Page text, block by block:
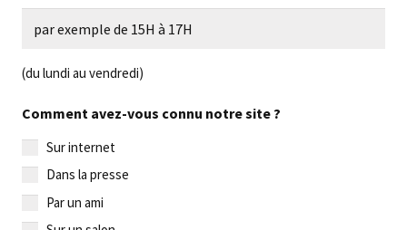
(du lundi au vendredi)
Comment avez-vous connu notre site ?
Sur internet
Dans la presse
Par un ami